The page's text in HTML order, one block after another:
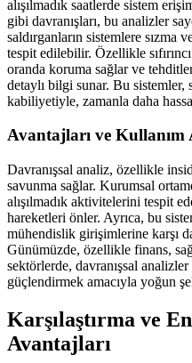
alışılmadık saatlerde sistem
gibi davranışları, bu analizler
saldırganların sistemlere sızma
tespit edilebilir. Özellikle
oranda koruma sağlar ve
detaylı bilgi sunar. Bu sistemler,
kabiliyetiyle, zamanla daha
Avantajları ve Kullanım
Davranışsal analiz, özellikle
savunma sağlar. Kurumsal
alışılmadık aktivitelerini tespit
hareketleri önler. Ayrıca, bu
mühendislik girişimlerine karşı
Günümüzde, özellikle finans,
sektörlerde, davranışsal analizler
güçlendirmek amacıyla yoğun
Karşılaştırma ve
Avantajları